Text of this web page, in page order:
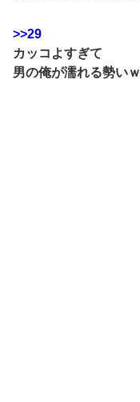
>>29
カッコよすぎて
男の俺が濡れる勢いｗ